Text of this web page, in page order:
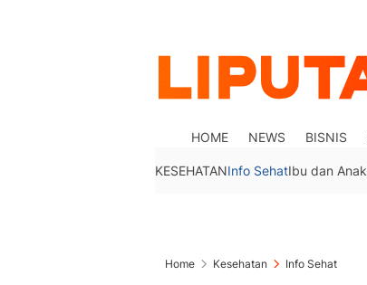
HOME NEWS BISNIS
KESEHATANInfo SehatIbu dan Anak
Home Kesehatan Info Sehat